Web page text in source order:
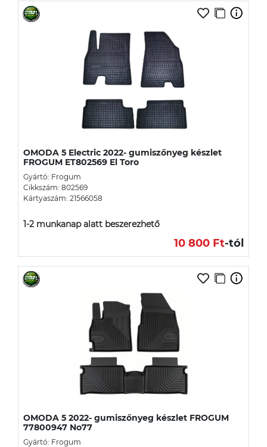
OMODA 5 Electric 2022- gumiszőnyeg készlet
FROGUM ET802569 El Toro
Gyártó: Frogum
Cikkszám: 802569
Kártyaszám: 21566058
1-2 munkanap alatt beszerezhető
10 800 Ft-tól
OMODA 5 2022- gumiszőnyeg készlet FROGUM
77800947 No77
Gyártó: Frogum